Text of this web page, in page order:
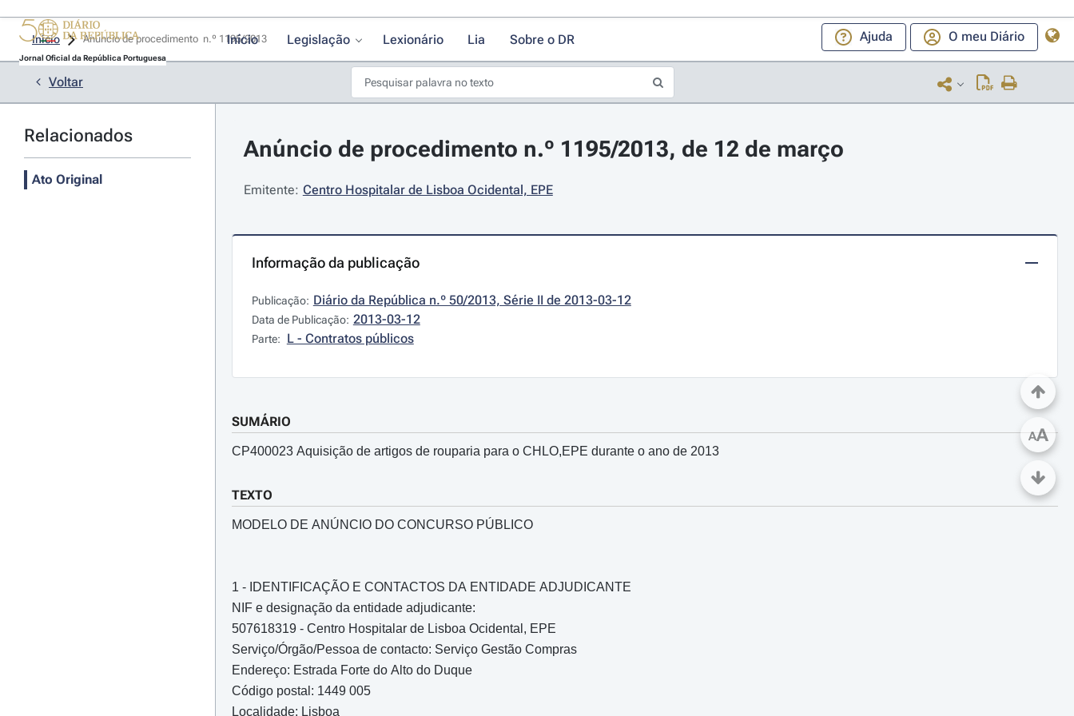
Jornal Oficial da República Portuguesa
Início Legislação Lexionário Lia Sobre o DR Ajuda O meu Diário
Início
Voltar
Relacionados
Ato Original
Anúncio de procedimento n.º 1195/2013, de 12 de março
Emitente: Centro Hospitalar de Lisboa Ocidental, EPE
Informação da publicação
Publicação: Diário da República n.º 50/2013, Série II de 2013-03-12
Data de Publicação: 2013-03-12
Parte: L - Contratos públicos
SUMÁRIO
CP400023 Aquisição de artigos de rouparia para o CHLO,EPE durante o ano de 2013
TEXTO
MODELO DE ANÚNCIO DO CONCURSO PÚBLICO
1 - IDENTIFICAÇÃO E CONTACTOS DA ENTIDADE ADJUDICANTE
NIF e designação da entidade adjudicante:
507618319 - Centro Hospitalar de Lisboa Ocidental, EPE
Serviço/Órgão/Pessoa de contacto: Serviço Gestão Compras
Endereço: Estrada Forte do Alto do Duque
Código postal: 1449 005
Localidade: Lisboa
AA